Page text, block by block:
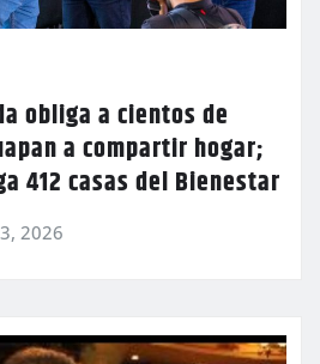
obliga a cientos de
a compartir hogar;
412 casas del Bienestar
2026